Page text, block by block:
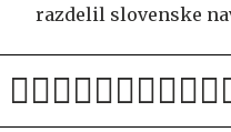
razdelil slovenske